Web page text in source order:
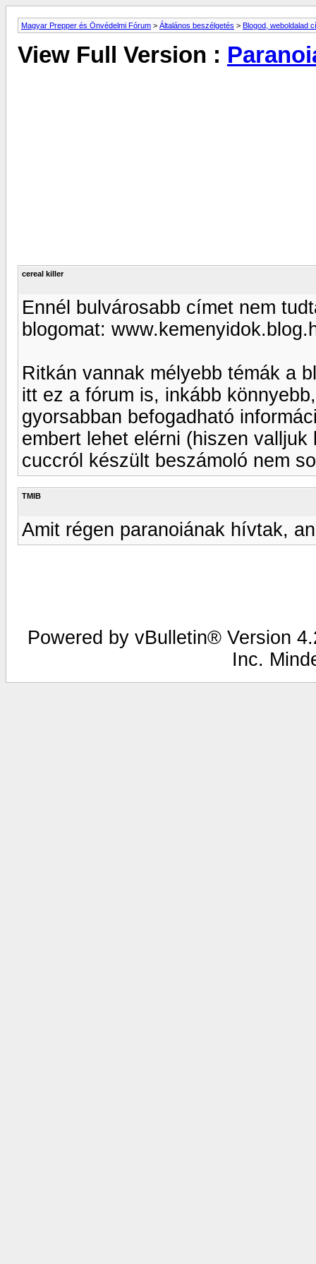
Magyar Prepper és Önvédelmi Fórum > Általános beszélgetés > Blogod, weboldalad
View Full Version :
cereal killer
Ennél bulvárosabb címet nem
blogomat:
Ritkán vannak mélyebb témák a
itt ez a fórum is, inkább
gyorsabban befogadható
embert lehet elérni (hiszen
cuccról készült beszámoló nem
TMIB
Amit régen paranoiának hívtak,
Powered by vBulletin® Version
Inc.